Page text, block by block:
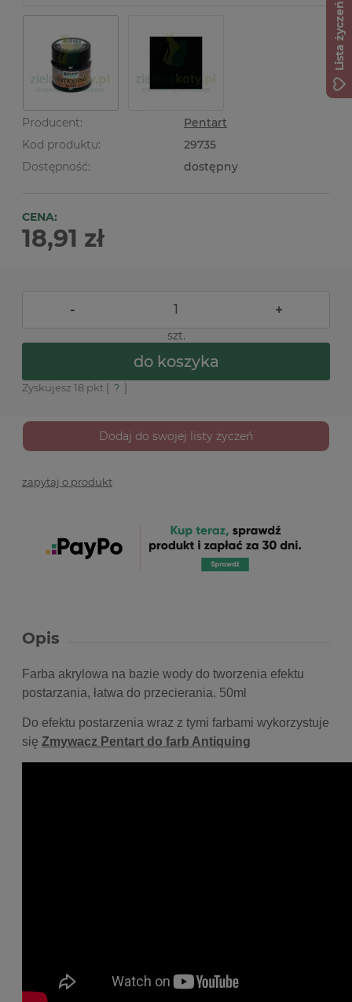
Producent:
Pentart
Kod produktu:
29735
Dostępność:
dostępny
CENA:
18,91 zł
- +
szt.
do koszyka
Zyskujesz 18 pkt [ ? ]
Dodaj do swojej listy życzeń
zapytaj o produkt
Opis
Farba akrylowa na bazie wody do tworzenia efektu
postarzania, łatwa do przecierania. 50ml
Do efektu postarzenia wraz z tymi farbami wykorzystuje
się Zmywacz Pentart do farb Antiquing
Lista życzeń